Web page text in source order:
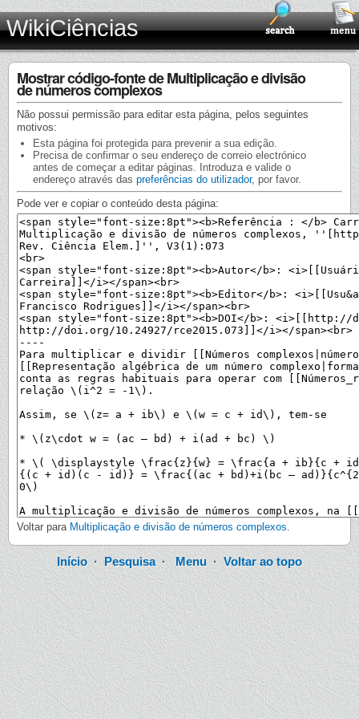
WikiCiências
Mostrar código-fonte de Multiplicação e divisão
de números complexos
Não possui permissão para editar esta página, pelos seguintes
motivos:
Esta página foi protegida para prevenir a sua edição.
Precisa de confirmar o seu endereço de correio electrónico
antes de começar a editar páginas. Introduza e valide o
endereço através das preferências do utilizador, por favor.
Pode ver e copiar o conteúdo desta página:
Voltar para Multiplicação e divisão de números complexos.
Início·Pesquisa·Menu ·Voltar ao topo